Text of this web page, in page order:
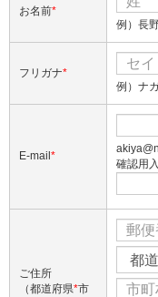
お名前*
例）長
フリガナ*
例）ナ
E-mail *
確認用
ご住所
（都道府県*市